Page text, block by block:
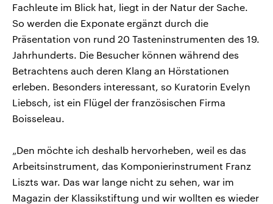
Fachleute im Blick hat, liegt in der Natur der Sache.
So werden die Exponate ergänzt durch die
Präsentation von rund 20 Tasteninstrumenten des 19.
Jahrhunderts. Die Besucher können während des
Betrachtens auch deren Klang an Hörstationen
erleben. Besonders interessant, so Kuratorin Evelyn
Liebsch, ist ein Flügel der französischen Firma
Boisseleau.
„Den möchte ich deshalb hervorheben, weil es das
Arbeitsinstrument, das Komponierinstrument Franz
Liszts war. Das war lange nicht zu sehen, war im
Magazin der Klassikstiftung und wir wollten es wieder